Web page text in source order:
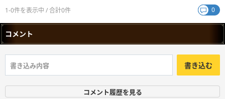
1-0件を表示中 / 合計0件 0
コメント
書き込む
コメント履歴を見る